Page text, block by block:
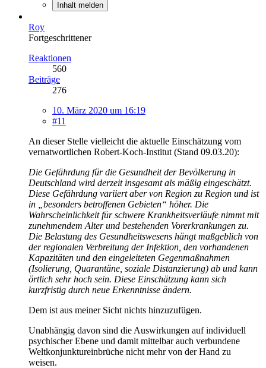
Inhalt melden
Roy
Fortgeschrittener
Reaktionen
560
Beiträge
276
10. März 2020 um 16:19
#11
An dieser Stelle vielleicht die aktuelle Einschätzung vom
vernatwortlichen Robert-Koch-Institut (Stand 09.03.20):
Die Gefährdung für die Gesundheit der Bevölkerung in
Deutschland wird derzeit insgesamt als mäßig eingeschätzt.
Diese Gefährdung variiert aber von Region zu Region und ist
in „besonders betroffenen Gebieten“ höher. Die
Wahrscheinlichkeit für schwere Krankheitsverläufe nimmt mit
zunehmendem Alter und bestehenden Vorerkrankungen zu.
Die Belastung des Gesundheitswesens hängt maßgeblich von
der regionalen Verbreitung der Infektion, den vorhandenen
Kapazitäten und den eingeleiteten Gegenmaßnahmen
(Isolierung, Quarantäne, soziale Distanzierung) ab und kann
örtlich sehr hoch sein. Diese Einschätzung kann sich
kurzfristig durch neue Erkenntnisse ändern.
Dem ist aus meiner Sicht nichts hinzuzufügen.
Unabhängig davon sind die Auswirkungen auf individuell
psychischer Ebene und damit mittelbar auch verbundene
Weltkonjunktureinbrüche nicht mehr von der Hand zu
weisen.